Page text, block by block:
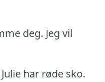
deg. Jeg vil
Julie har røde sko.